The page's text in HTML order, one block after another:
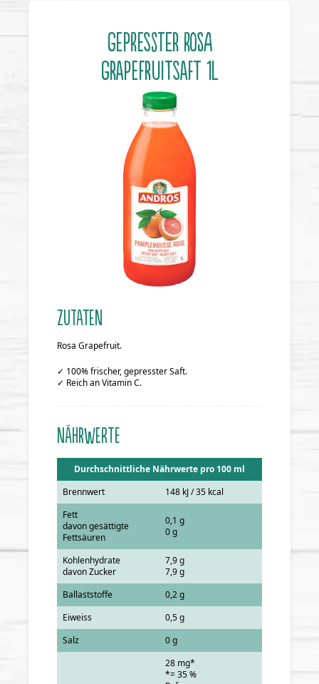
GEPRESSTER ROSA
GRAPEFRUITSAFT 1l
ZUTATEN
Rosa Grapefruit.
✓ 100% frischer, gepresster Saft.
✓ Reich an Vitamin C.
Nährwerte
Durchschnittliche Nährwerte pro 100 ml
Brennwert
148 kJ / 35 kcal
Fett
davon gesättigte
Fettsäuren
0,1 g
0 g
Kohlenhydrate
davon Zucker
7,9 g
7,9 g
Ballaststoffe
0,2 g
Eiweiss
0,5 g
Salz
0 g
28 mg*
*= 35 %